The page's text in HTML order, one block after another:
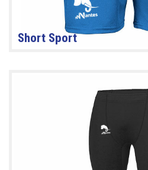
Short Sport